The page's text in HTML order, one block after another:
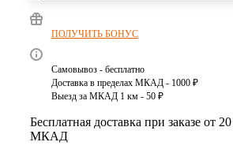
ПОЛУЧИТЬ БОНУС
Самовывоз - бесплатно
Доставка в пределах МКАД - 1000 ₽
Выезд за МКАД 1 км - 50 ₽
Бесплатная доставка при заказе от
МКАД